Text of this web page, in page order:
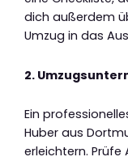
dich außerdem
Umzug in das
2.
Ein
Huber aus
erleichtern.